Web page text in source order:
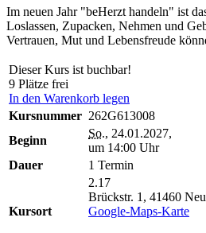
Im neuen Jahr "beHerzt handeln" ist
Loslassen, Zupacken, Nehmen und
Vertrauen, Mut und Lebensfreude
Dieser Kurs ist buchbar!
9 Plätze frei
In den Warenkorb legen
Kursnummer 262G613008
Beginn
So., 24.01.2027,
um 14:00 Uhr
Dauer
1 Termin
Kursort
2.17
Brückstr. 1, 41460
Google-Maps-Karte